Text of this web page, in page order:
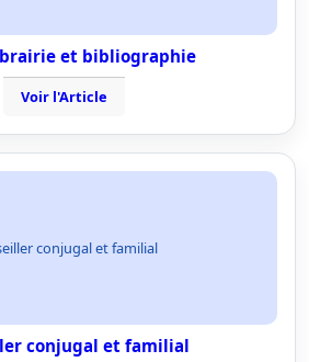
et bibliographie
Voir l'Article
conjugal et familial
conjugal et familial